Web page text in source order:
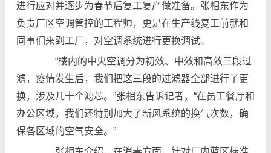
进行应对并逐步为春节后复工复产做准备。张相东作为
负责厂区空调管控的工程师，更是在生产线复工前就和
同事们来到工厂，对空调系统进行更换调试。
“楼内的中央空调分为初效、中效和高效三段过
滤，疫情发生后，我们把这三段的过滤器全部进行了更
换，涉及几十个滤芯。”张相东告诉记者，“在员工餐厅和
办公区域，我们还特别加大了新风系统的换气次数，确
保各区域的空气安全。”